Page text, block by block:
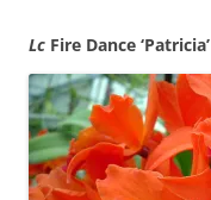
Lc Fire Dance ‘Patricia’